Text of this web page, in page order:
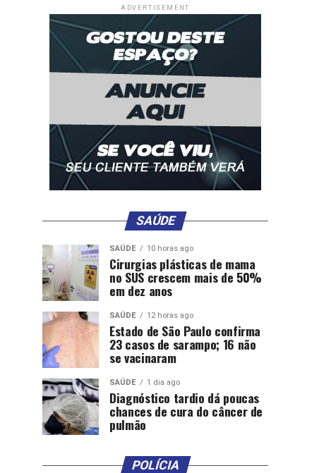
ADVERTISEMENT
SAÚDE
SAÚDE 10 horas ago
Cirurgias plásticas de mama
no SUS crescem mais de 50%
em dez anos
SAÚDE 12 horas ago
Estado de São Paulo confirma
23 casos de sarampo; 16 não
se vacinaram
SAÚDE 1 dia ago
Diagnóstico tardio dá poucas
chances de cura do câncer de
pulmão
POLÍCIA